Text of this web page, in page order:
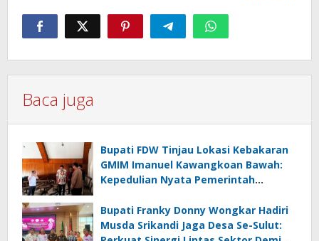
Baca juga
Bupati FDW Tinjau Lokasi Kebakaran
GMIM Imanuel Kawangkoan Bawah:
Kepedulian Nyata Pemerintah
Terdampak
Bupati Franky Donny Wongkar Hadiri
Musda Srikandi Jaga Desa Se-Sulut: